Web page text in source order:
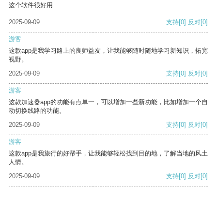
这个软件很好用
2025-09-09 支持[0] 反对[0]
游客
这款app是我学习路上的良师益友，让我能够随时随地学习新知识，拓宽
视野。
2025-09-09
支持[0] 反对[0]
游客
这款加速器app的功能有点单一，可以增加一些新功能，比如增加一个自
动切换线路的功能。
2025-09-09
支持[0] 反对[0]
游客
这款app是我旅行的好帮手，让我能够轻松找到目的地，了解当地的风土
人情。
2025-09-09
支持[0] 反对[0]